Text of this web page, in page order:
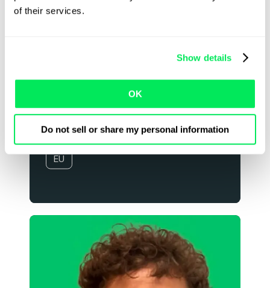
of their services.
Show details
OK
Do not sell or share my personal information
Michiel Musschoot
Director of Onboarding EU
EU